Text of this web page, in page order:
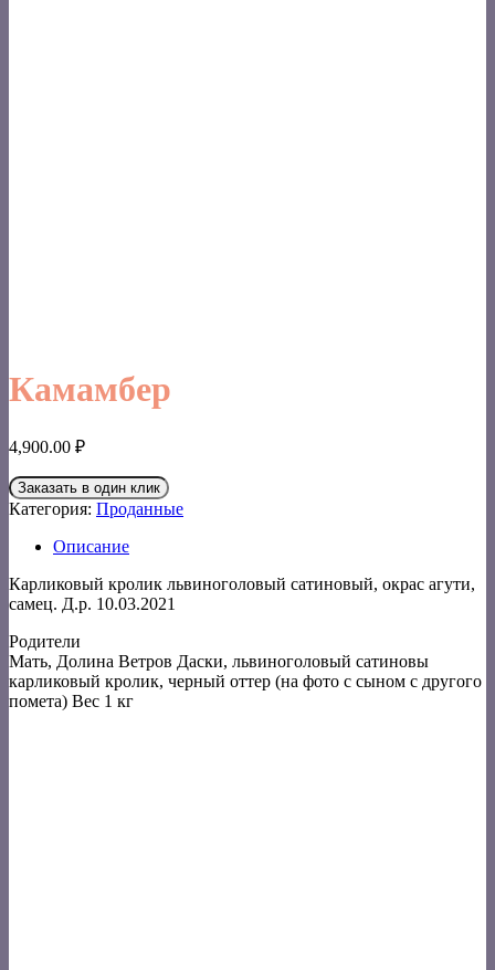
Камамбер
4,900.00 ₽
Заказать в один клик
Категория: Проданные
Описание
Карликовый кролик львиноголовый сатиновый, окрас агути,
самец. Д.р. 10.03.2021
Родители
Мать, Долина Ветров Даски, львиноголовый сатиновы
карликовый кролик, черный оттер (на фото с сыном с другого
помета) Вес 1 кг